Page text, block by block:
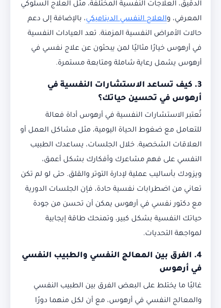
الدقيق، العلاجات النفسية المختلفة، مثل العلاج السلوكي
المعرفي، والعلاج النفسي الديناميكي، بالإضافة إلى دعم
حالات الأمراض النفسية المزمنة. تعد العيادات النفسية
في أرهوس خيارًا مثاليًا لمن يبحثون عن علاج نفسي في
أرهوس يشمل رعاية شاملة ومتابعة مستمرة.
3. كيف تساعد الاستشارات النفسية في
أرهوس في تحسين حياتك؟
تُعتبر الاستشارات النفسية في أرهوس أداة فعالة
للتعامل مع ضغوط الحياة اليومية، مثل مشاكل العمل أو
العلاقات الشخصية. خلال الجلسات، يساعدك الطبيب
النفسي على فهم مشاعرك وأفكارك بشكل أعمق،
ويزودك بأساليب عملية لإدارة التوتر والقلق. حتى لو لم تكن
تعاني من اضطرابات نفسية حادة، فإن الجلسات الدورية
مع دكتور نفسي في أرهوس يمكن أن تحسن من جودة
حياتك النفسية بشكل كبير، وتمنحك طاقة إيجابية
لمواجهة التحديات.
4. الفرق بين المعالج النفسي والطبيب النفسي
في أرهوس
غالبًا ما يختلط على البعض الفرق بين الطبيب النفسي
والمعالج النفسي في أرهوس، مع أن لكل منهما دورًا